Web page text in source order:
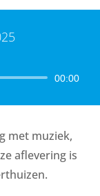
00:00
met muziek,
aflevering is